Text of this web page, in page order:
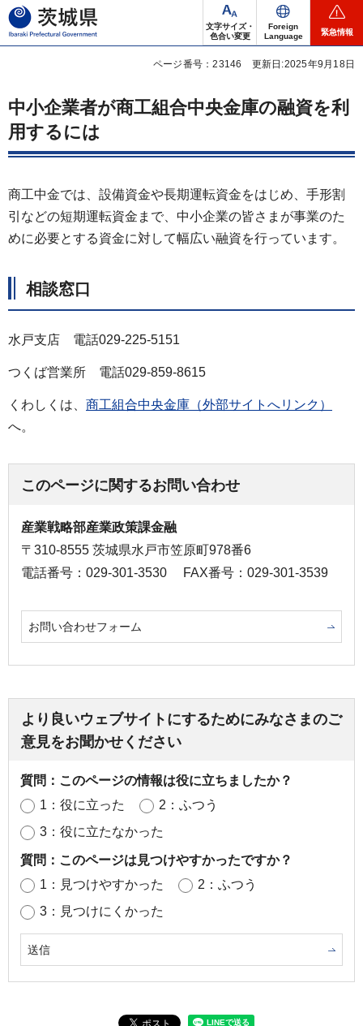
茨城県
文字サイズ・
色合い変更
Foreign
Language
緊急情報
ページ番号：23146 更新日:2025年9月18日
中小企業者が商工組合中央金庫の融資を利
用するには
商工中金では、設備資金や長期運転資金をはじめ、手形割
引などの短期運転資金まで、中小企業の皆さまが事業のた
めに必要とする資金に対して幅広い融資を行っています。
相談窓口
水戸支店 電話029-225-5151
つくば営業所 電話029-859-8615
くわしくは、 商工組合中央金庫（外部サイトへリンク）
へ。
このページに関するお問い合わせ
産業戦略部産業政策課金融
〒310-8555 茨城県水戸市笠原町978番6
電話番号：029-301-3530
FAX番号：029-301-3539
お問い合わせフォーム
より良いウェブサイトにするためにみなさまのご
意見をお聞かせください
質問：このページの情報は役に立ちましたか？
1：役に立った
2：ふつう
3：役に立たなかった
質問：このページは見つけやすかったですか？
1：見つけやすかった
2：ふつう
3：見つけにくかった